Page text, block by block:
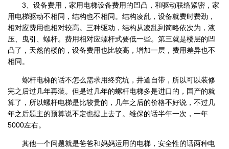
3、设备费用，家用电梯设备费用的凹凸，和驱动联络紧密，家
用电梯驱动不相同，结构也不相同。结构凌乱，设备就费时费劲，
相对应费用也相对较高。三种驱动，结构从凌乱到简略依次为，液
压、曳引、螺杆。费用相对应螺杆式要低一些。第三就是楼层的凹
凸了，天然的楼的，设备费用也比较高，增加一层，费用差异也不
相同。
螺杆电梯的话不怎么需求用终究坑，井道自带，所以可以装修
完之后过几年再装。但是过几年的螺杆电梯多是进口的，国产的就
算了，所以螺杆电梯是比较贵的，几年之后的价格不好说，不过几
年之后题主的预算说不定也提上去了。维保的话半年一次，一年
5000左右。
其他一个问题就是爸爸和妈妈运用的电梯，安全性的话两种电